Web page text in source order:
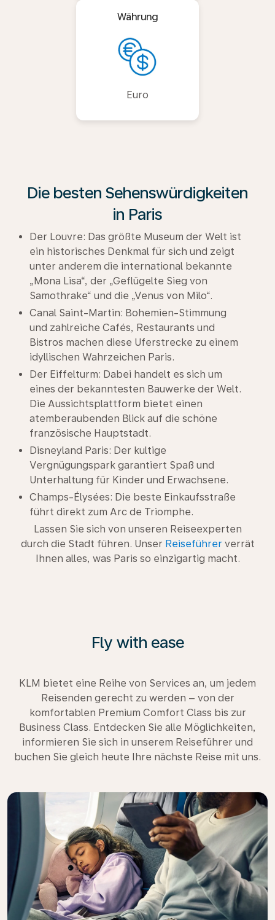
Währung
Euro
Die besten Sehenswürdigkeiten
in Paris
Der Louvre: Das größte Museum der Welt ist
ein historisches Denkmal für sich und zeigt
unter anderem die international bekannte
„Mona Lisa“, der „Geflügelte Sieg von
Samothrake“ und die „Venus von Milo“.
Canal Saint-Martin: Bohemien-Stimmung
und zahlreiche Cafés, Restaurants und
Bistros machen diese Uferstrecke zu einem
idyllischen Wahrzeichen Paris.
Der Eiffelturm: Dabei handelt es sich um
eines der bekanntesten Bauwerke der Welt.
Die Aussichtsplattform bietet einen
atemberaubenden Blick auf die schöne
französische Hauptstadt.
Disneyland Paris: Der kultige
Vergnügungspark garantiert Spaß und
Unterhaltung für Kinder und Erwachsene.
Champs-Élysées: Die beste Einkaufsstraße
führt direkt zum Arc de Triomphe.
Lassen Sie sich von unseren Reiseexperten
durch die Stadt führen. Unser Reiseführer verrät
Ihnen alles, was Paris so einzigartig macht.
Fly with ease
KLM bietet eine Reihe von Services an, um jedem
Reisenden gerecht zu werden – von der
komfortablen Premium Comfort Class bis zur
Business Class. Entdecken Sie alle Möglichkeiten,
informieren Sie sich in unserem Reiseführer und
buchen Sie gleich heute Ihre nächste Reise mit uns.